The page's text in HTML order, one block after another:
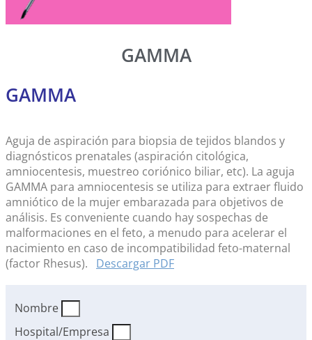
GAMMA
GAMMA
Aguja de aspiración para biopsia de tejidos blandos y
diagnósticos prenatales (aspiración citológica,
amniocentesis, muestreo coriónico biliar, etc). La aguja
GAMMA para amniocentesis se utiliza para extraer fluido
amniótico de la mujer embarazada para objetivos de
análisis. Es conveniente cuando hay sospechas de
malformaciones en el feto, a menudo para acelerar el
nacimiento en caso de incompatibilidad feto-maternal
(factor Rhesus). Descargar PDF
Nombre
Hospital/Empresa